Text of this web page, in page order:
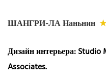
ШАНГРИ-ЛА Наньнин
Дизайн интерьера:
Associates.